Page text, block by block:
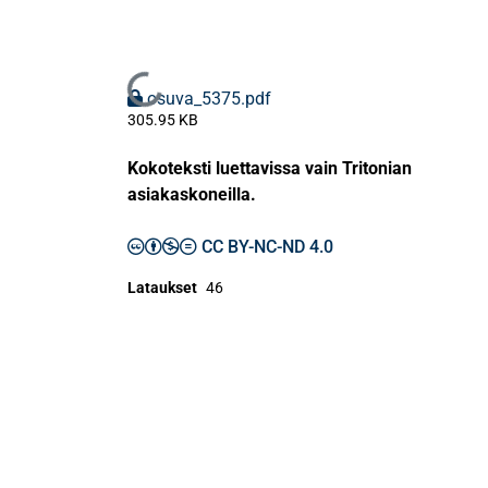
Ladataan...
osuva_5375.pdf
305.95 KB
Kokoteksti luettavissa vain Tritonian
asiakaskoneilla.
CC BY-NC-ND 4.0
Lataukset 46